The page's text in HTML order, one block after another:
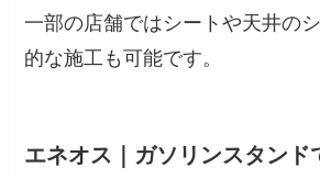
一部の店舗ではシートや天井の
的な施工も可能です。
エネオス｜ガソリンスタンド